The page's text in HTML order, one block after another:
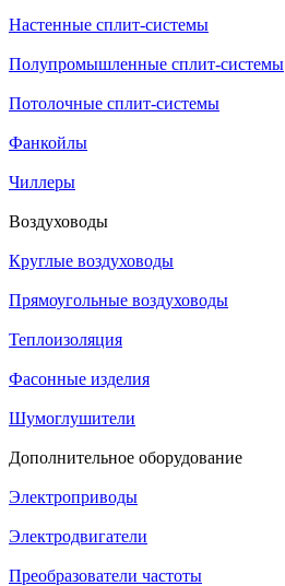
Настенные сплит-системы
Полупромышленные сплит-системы
Потолочные сплит-системы
Фанкойлы
Чиллеры
Воздуховоды
Круглые воздуховоды
Прямоугольные воздуховоды
Теплоизоляция
Фасонные изделия
Шумоглушители
Дополнительное оборудование
Электроприводы
Электродвигатели
Преобразователи частоты